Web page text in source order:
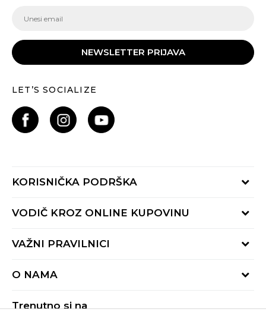
NEWSLETTER PRIJAVA
LET’S SOCIALIZE
KORISNIČKA PODRŠKA
Provjeri status porudžbine
Radno vrijeme 9-16h
VODIČ KROZ ONLINE KUPOVINU
Načini isporuke
Reklamacije
VAŽNI PRAVILNICI
Pravila Sport&Bonus programa
O NAMA
Trenutno si na